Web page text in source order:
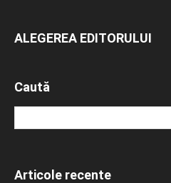
ALEGEREA EDITORULUI
Caută
Articole recente